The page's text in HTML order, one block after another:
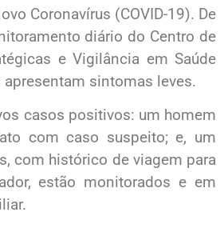
Coronavírus (COVID-19). De
diário do Centro de
e Vigilância em Saúde
apresentam sintomas leves.
casos positivos: um homem
com caso suspeito; e, um
com histórico de viagem para
estão monitorados e em